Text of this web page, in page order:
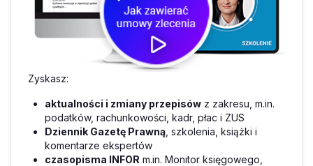
Zyskasz:
aktualności i zmiany przepisów z zakresu, m.in.
podatków, rachunkowości, kadr, płac i ZUS
Dziennik Gazetę Prawną , szkolenia, książki i
komentarze ekspertów
czasopisma INFOR m.in. Monitor księgowego,